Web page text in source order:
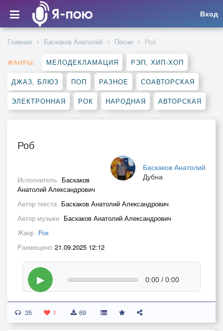
Вход
Главная Баскаков Анатолий Песни Роб
ЖАНРЫ: МЕЛОДЕКЛАМАЦИЯ РЭП, ХИП-ХОП
ДЖАЗ, БЛЮЗ ПОП РАЗНОЕ СОАВТОРСКАЯ
ЭЛЕКТРОННАЯ РОК НАРОДНАЯ АВТОРСКАЯ
Роб
Баскаков Анатолий
Дубна
Исполнитель Баскаков
Анатолий Александрович
Автор текста Баскаков Анатолий Александрович
Автор музыки Баскаков Анатолий Александрович
Жанр Рок
Размещено 21.09.2025 12:12
▶ 0:00 / 0:00
35 1 69